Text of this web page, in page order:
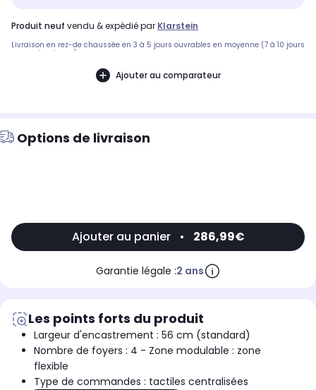
produit neuf vendu & expédié par Klarstein
Livraison en rez-de chaussée en 3 à 5 jours ouvrables en moyenne (7 à 10 jours
pour volumineux)
Ajouter au comparateur
Options de livraison
Ajouter au panier • 286,99€
Garantie légale :2 ans
Les points forts du produit
Largeur d'encastrement : 56 cm (standard)
Nombre de foyers : 4 - Zone modulable : zone
flexible
Type de commandes : tactiles centralisées